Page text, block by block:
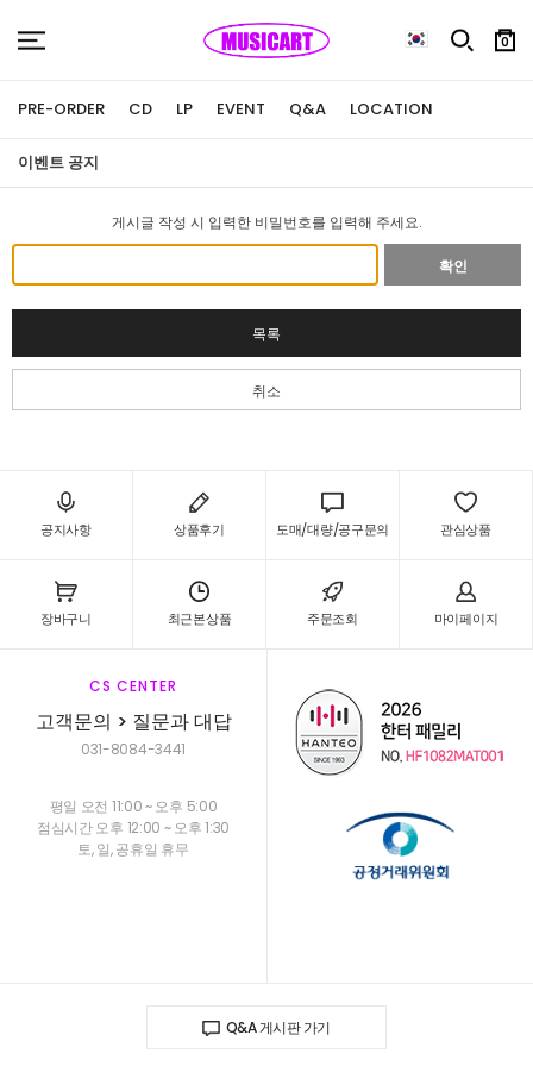
0
PRE-ORDER CD LP EVENT Q&A LOCATION
이벤트 공지
게시글 작성 시 입력한 비밀번호를 입력해 주세요.
확인
목록
취소
공지사항 상품후기 도매/대량/공구문의 관심상품
장바구니 최근본상품 주문조회 마이페이지
CS CENTER
고객문의 > 질문과 대답
031-8084-3441
평일 오전 11:00 ~ 오후 5:00
점심시간 오후 12:00 ~ 오후 1:30
토, 일, 공휴일 휴무
Q&A 게시판 가기